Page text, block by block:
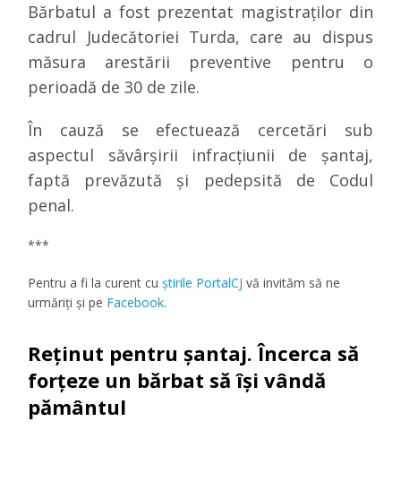
Bărbatul a fost prezentat magistraţilor din
cadrul Judecătoriei Turda, care au dispus
măsura arestării preventive pentru o
perioadă de 30 de zile.
În cauză se efectuează cercetări sub
aspectul săvârşirii infracţiunii de şantaj,
faptă prevăzută şi pedepsită de Codul
penal.
***
Pentru a fi la curent cuştirile PortalCJ vă invităm să ne
urmăriţi şi pe Facebook.
Reținut pentru șantaj. Încerca să
forțeze un bărbat să își vândă
pământul